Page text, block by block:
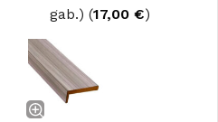
gab.) (17,00 €)